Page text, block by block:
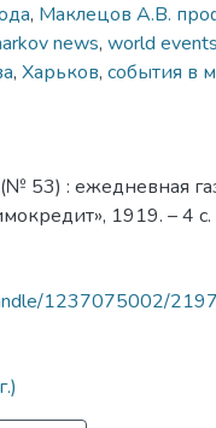
, Маклецов А.В.
news, world events
, Харьков, события в
53) : ежедневная
1919. – 4 с.
1237075002/2197